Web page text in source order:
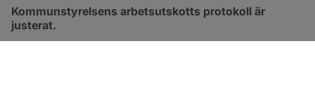
Kommunstyrelsens arbetsutskotts protokoll är
justerat.